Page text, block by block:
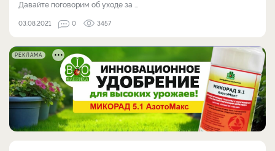
Давайте поговорим об уходе за ...
03.08.2021 0 3457
РЕКЛАМА